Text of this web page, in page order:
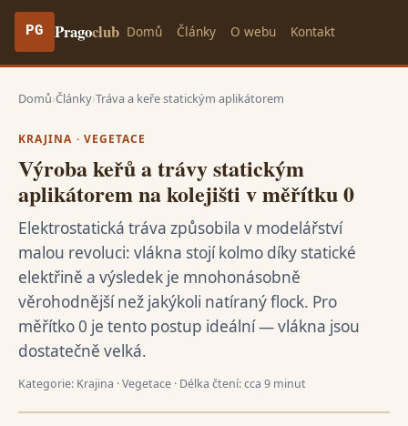
PG Pragoclub Domů Články O webu Kontakt
Domů›Články›Tráva a keře statickým aplikátorem
KRAJINA · VEGETACE
Výroba keřů a trávy statickým
aplikátorem na kolejišti v měřítku 0
Elektrostatická tráva způsobila v modelářství
malou revoluci: vlákna stojí kolmo díky statické
elektřině a výsledek je mnohonásobně
věrohodnější než jakýkoli natíraný flock. Pro
měřítko 0 je tento postup ideální — vlákna jsou
dostatečně velká.
Kategorie: Krajina · Vegetace · Délka čtení: cca 9 minut